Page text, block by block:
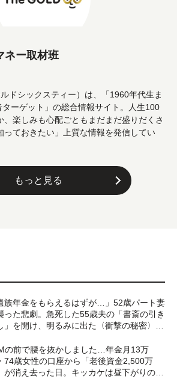
ネー取材班
ドシックスティー）は、「1960年代生ま
ーゲット」の総合情報サイト。人生100
、楽しみも心配ごともまだまだ盛りだくさ
っておきたい」上質な情報を発信してい
もっと見る
族年金をもらえるはずが…」52歳パート妻
った悲劇。急死した55歳夫の「書斎の引き
」を開け、明るみに出た〈衝撃の秘密〉
の前で腰を抜かしました…年金月13万
74歳女性の口座から「老後資金2,500万
が消え去った日。キッカケは昼下がりの